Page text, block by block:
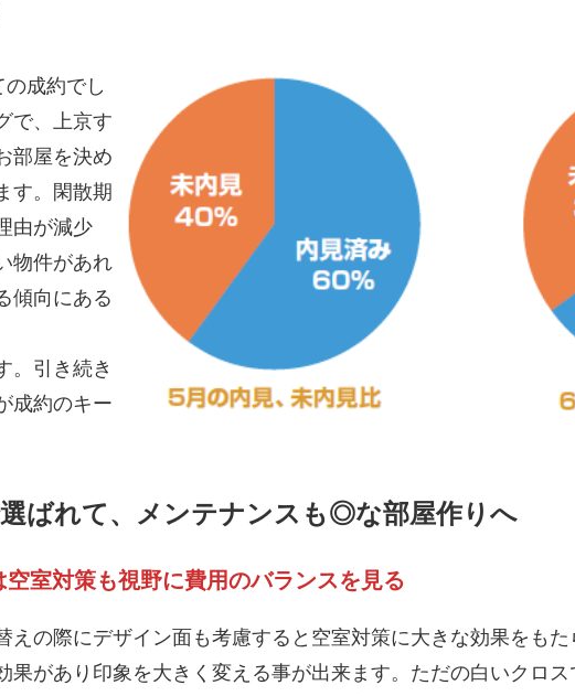
成約でし
で、上京す
部屋を決め
す。閑散期
由が減少
物件があれ
傾向にある
。引き続き
成約のキー
ばれて、メンテナンスも◎な部屋作りへ
室対策も視野に費用のバランスを見る
の際にデザイン面も考慮すると空室対策に大きな効果をも
果があり印象を大きく変える事が出来ます。ただの白いクロ